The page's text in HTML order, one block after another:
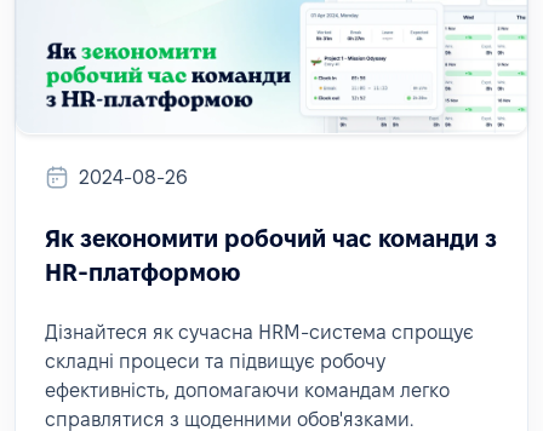
2024-08-26
Як зекономити робочий час команди з
HR-платформою
Дізнайтеся як сучасна HRM-система спрощує
складні процеси та підвищує робочу
ефективність, допомагаючи командам легко
справлятися з щоденними обов'язками.